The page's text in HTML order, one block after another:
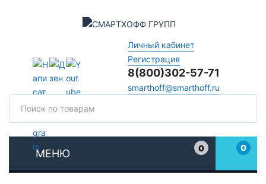
Личный кабинет
Регистрация
8(800)302-57-71
smarthoff@smarthoff.ru
МЕНЮ
0
0